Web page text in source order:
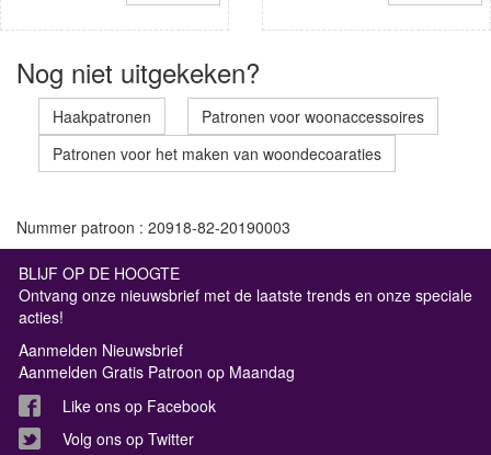
Nog niet uitgekeken?
Haakpatronen
Patronen voor woonaccessoires
Patronen voor het maken van woondecoaraties
Nummer patroon : 20918-82-20190003
BLIJF OP DE HOOGTE
Ontvang onze nieuwsbrief met de laatste trends en onze speciale
acties!
Aanmelden Nieuwsbrief
Aanmelden Gratis Patroon op Maandag
Like ons op Facebook
Volg ons op Twitter